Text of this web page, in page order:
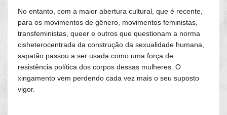
No entanto, com a maior abertura cultural, que é recente,
para os movimentos de gênero, movimentos feministas,
transfeministas, queer e outros que questionam a norma
cisheterocentrada da construção da sexualidade humana,
sapatão passou a ser usada como uma força de
resistência política dos corpos dessas mulheres. O
xingamento vem perdendo cada vez mais o seu suposto
vigor.